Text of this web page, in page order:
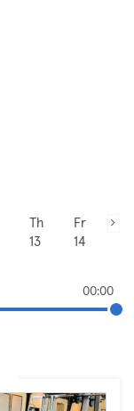
Th
13
Fr
14
00:00